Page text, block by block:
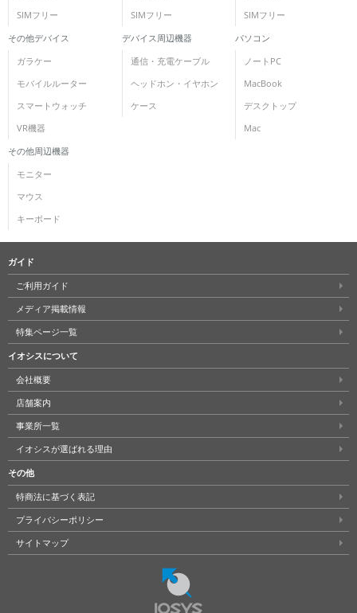
SIMフリー
SIMフリー
SIMフリー
その他デバイス
ガラケー
モバイルルーター
スマートウォッチ
VR機器
デバイス周辺機器
通信・充電ケーブル
ヘッドホン・イヤホン
ケース
パソコン
ノートPC
MacBook
デスクトップ
Mac
その他周辺機器
モニター
マウス
キーボード
ガイド
ご利用ガイド
メディア掲載情報
特集ページ一覧
イオシスについて
会社概要
店舗案内
事業所一覧
イオシスが選ばれる理由
その他
特商法に基づく表記
プライバシーポリシー
サイトマップ